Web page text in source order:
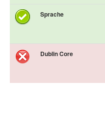
Sprache
Dublin Core